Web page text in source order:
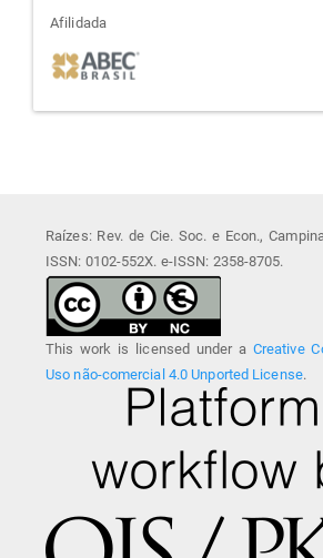
afiliada
Afilidada
Raízes: Rev. de Cie. Soc. e Econ.,
ISSN: 0102-552X. e-ISSN: 2358-8705.
This work is licensed under a Creative
Uso não-comercial 4.0 Unported License.